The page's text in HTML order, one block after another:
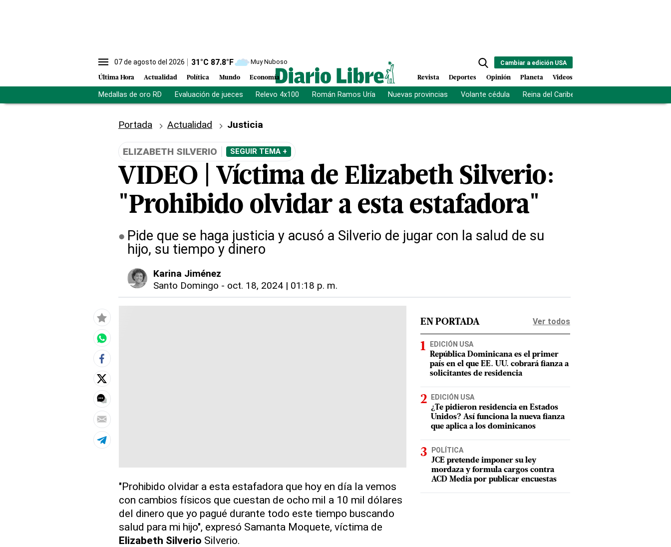
07 de agosto del 2026 31°C 87.8°F Muy Nuboso
Última Hora Actualidad Política Mundo Economía
Cambiar a edición USA
Revista Deportes Opinión Planeta Videos
Medallas de oro RD Evaluación de jueces Relevo 4x100 Román Ramos Uría Nuevas provincias Volante cédula Reina del Caribe
Portada Actualidad Justicia
ELIZABETH SILVERIO SEGUIR TEMA +
VIDEO | Víctima de Elizabeth Silverio:
"Prohibido olvidar a esta estafadora"
Pide que se haga justicia y acusó a Silverio de jugar con la salud de su
hijo, su tiempo y dinero
Karina Jiménez
Santo Domingo - oct. 18, 2024 | 01:18 p. m.
"Prohibido olvidar a esta estafadora que hoy en día la vemos
con cambios físicos que cuestan de ocho mil a 10 mil dólares
del dinero que yo pagué durante todo este tiempo buscando
salud para mi hijo", expresó Samanta Moquete, víctima de
Elizabeth Silverio Silverio.
EN PORTADA Ver todos
EDICIÓN USA
República Dominicana es el primer
país en el que EE. UU. cobrará fianza a
solicitantes de residencia
EDICIÓN USA
¿Te pidieron residencia en Estados
Unidos? Así funciona la nueva fianza
que aplica a los dominicanos
POLÍTICA
JCE pretende imponer su ley
mordaza y formula cargos contra
ACD Media por publicar encuestas